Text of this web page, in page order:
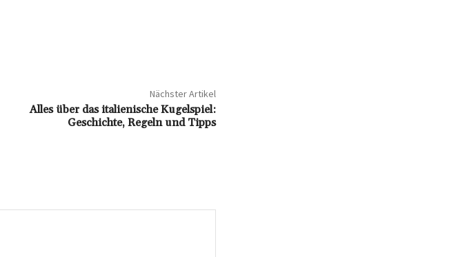
Nächster Artikel
Alles über das italienische Kugelspiel:
Geschichte, Regeln und Tipps